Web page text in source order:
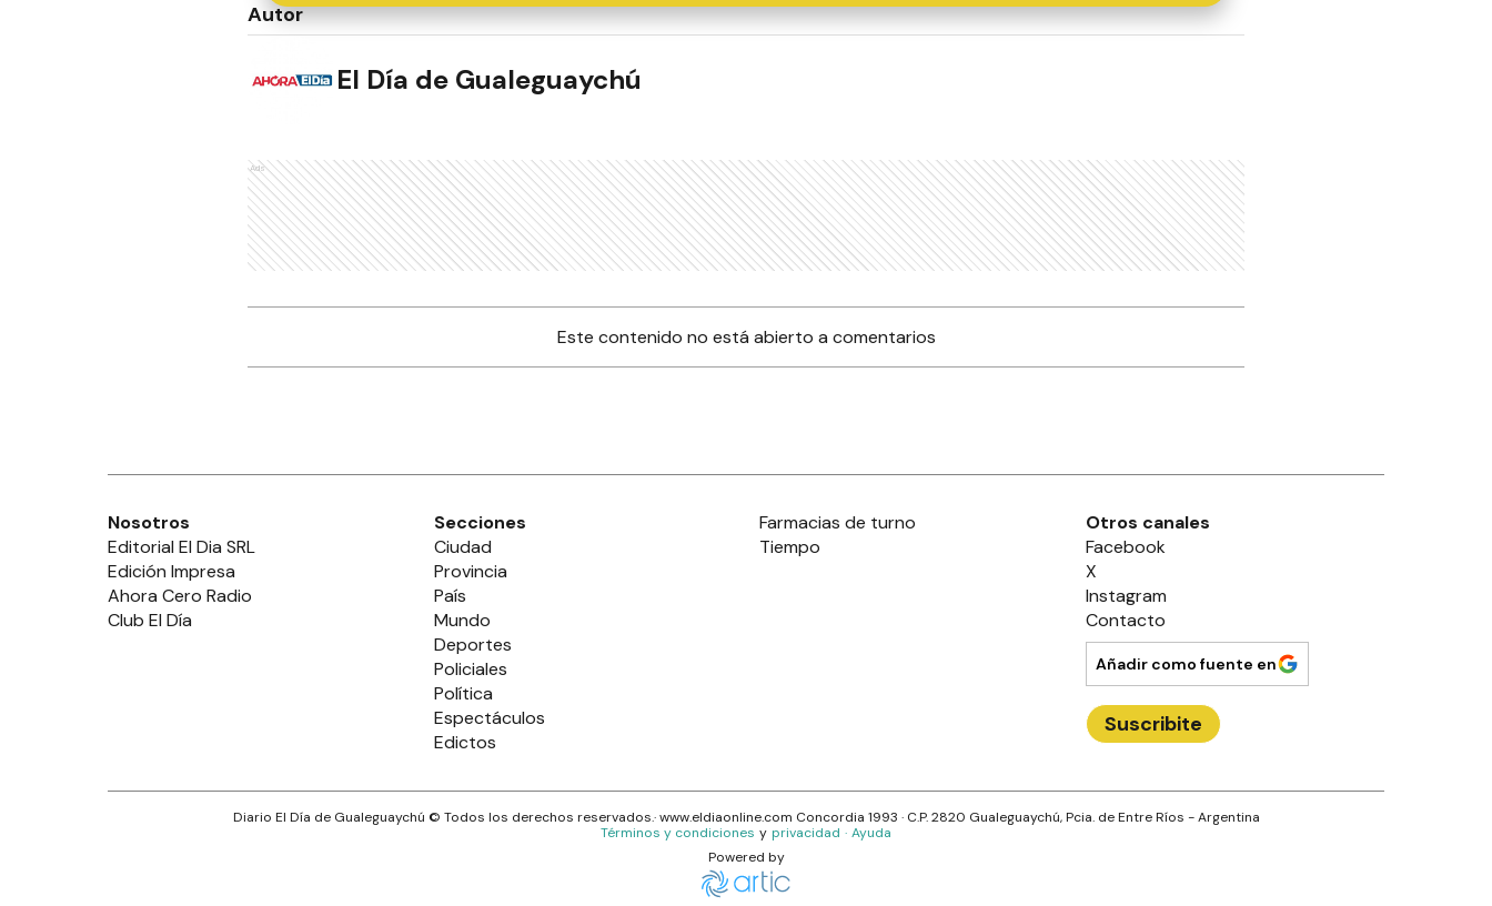
Autor
El Día de Gualeguaychú
Ads
Este contenido no está abierto a comentarios
Nosotros
Editorial El Dia SRL
Edición Impresa
Ahora Cero Radio
Club El Día
Secciones
Ciudad
Provincia
País
Mundo
Deportes
Policiales
Política
Espectáculos
Edictos
Farmacias de turno
Tiempo
Otros canales
Facebook
X
Instagram
Contacto
Añadir como fuente en
Suscribite
Diario El Día de Gualeguaychú © Todos los derechos reservados.· www.eldiaonline.com Concordia 1993 · C.P.2820 Gualeguaychú, Pcia. de Entre Ríos - Argentina
Términos y condiciones y privacidad · Ayuda
Powered by